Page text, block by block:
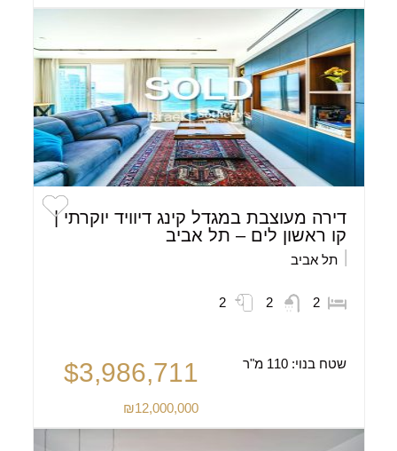
דירה מעוצבת במגדל קינג דיוויד יוקרתי |
קו ראשון לים – תל אביב
תל אביב
2
2
2
שטח בנוי:110 מ"ר $3,986,711
₪12,000,000